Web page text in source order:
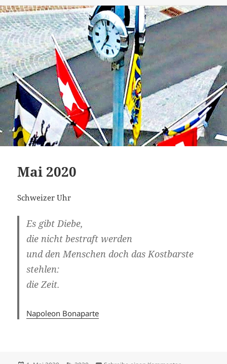
Mai 2020
Schweizer Uhr
Es gibt Diebe,
die nicht bestraft werden
und den Menschen doch das Kostbarste
stehlen:
die Zeit.
Napoleon Bonaparte